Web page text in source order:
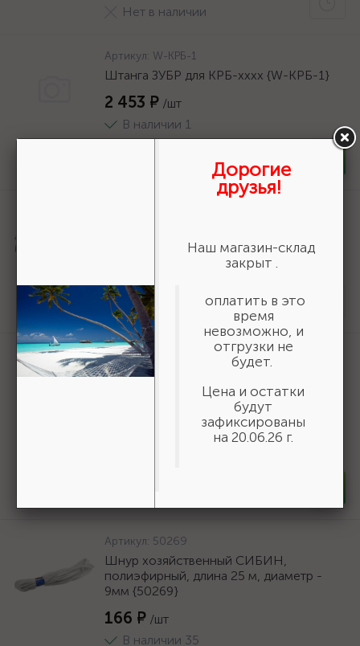
Нет в наличии
Артикул: W-КРБ-1
Штанга ЗУБР для КРБ-хххх {W-КРБ-1}
2 453 ₽ /шт
В наличии 1
шт
пильный по дереву {36800-140-20-
161 ₽ /шт
Нет в наличии
Артикул: 3550-16-775
БАЗ KK19XW 16-H (Р80), 775 мм, 30 м,
водостойкий, шлифовальный рулон на
тканевой основе (3550-16-775)
Артикул: 50269
Шнур хозяйственный СИБИН,
полиэфирный, длина 25 м, диаметр -
9мм {50269}
166 ₽ /шт
В наличии 35
Дорогие
друзья!
Наш магазин-склад
закрыт .
оплатить в это
время
невозможно, и
отгрузки не
будет.
Цена и остатки
будут
зафиксированы
на 20.06.26 г.